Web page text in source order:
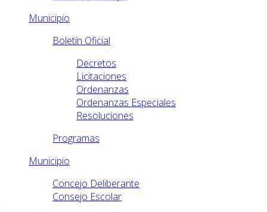
Municipio
Boletín Oficial
Decretos
Licitaciones
Ordenanzas
Ordenanzas Especiales
Resoluciones
Programas
Municipio
Concejo Deliberante
Consejo Escolar